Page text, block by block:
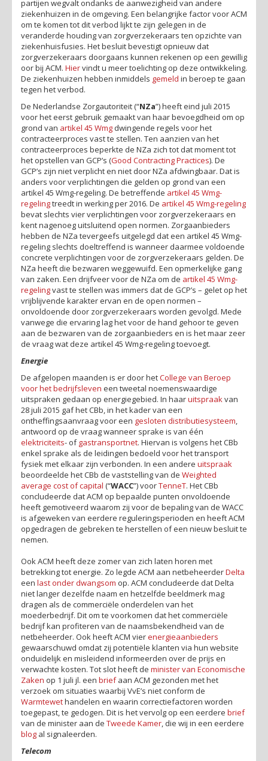
partijen wegvalt ondanks de aanwezigheid van andere
ziekenhuizen in de omgeving. Een belangrijke factor voor ACM
om te komen tot dit verbod lijkt te zijn gelegen in de
veranderde houding van zorgverzekeraars ten opzichte van
ziekenhuisfusies. Het besluit bevestigt opnieuw dat
zorgverzekeraars doorgaans kunnen rekenen op een gewillig
oor bij ACM. Hiervindt u meer toelichting op deze ontwikkeling.
De ziekenhuizen hebben inmiddels gemeld in beroep te gaan
tegen het verbod.
De Nederlandse Zorgautoriteit (“NZa”) heeft eind juli 2015
voor het eerst gebruik gemaakt van haar bevoegdheid om op
grond van artikel 45 Wmg dwingende regels voor het
contracteerproces vast te stellen. Ten aanzien van het
contracteerproces beperkte de NZa zich tot dat moment tot
het opstellen van GCP’s (Good Contracting Practices). De
GCP’s zijn niet verplicht en niet door NZa afdwingbaar. Dat is
anders voor verplichtingen die gelden op grond van een
artikel 45 Wmg-regeling. De betreffende artikel 45 Wmg-
regelingtreedt in werking per 2016. De artikel 45 Wmg-regeling
bevat slechts vier verplichtingen voor zorgverzekeraars en
kent nagenoeg uitsluitend open normen. Zorgaanbieders
hebben de NZa tevergeefs uitgelegd dat een artikel 45 Wmg-
regeling slechts doeltreffend is wanneer daarmee voldoende
concrete verplichtingen voor de zorgverzekeraars gelden. De
NZa heeft die bezwaren weggewuifd. Een opmerkelijke gang
van zaken. Een drijfveer voor de NZa om de artikel 45 Wmg-
regelingvast te stellen was immers dat de GCP’s – gelet op het
vrijblijvende karakter ervan en de open normen –
onvoldoende door zorgverzekeraars worden gevolgd. Mede
vanwege die ervaring lag het voor de hand gehoor te geven
aan de bezwaren van de zorgaanbieders en is het maar zeer
de vraag wat deze artikel 45 Wmg-regeling toevoegt.
Energie
De afgelopen maanden is er door hetCollege van Beroep
voor het bedrijfsleven een tweetal noemenswaardige
uitspraken gedaan op energiegebied. In haaruitspraak van
28 juli 2015 gaf het CBb, in het kader van een
ontheffingsaanvraag voor een gesloten distributiesysteem
antwoord op de vraag wanneer sprake is van één
elektriciteits- ofgastransportnet. Hiervan is volgens het CBb
enkel sprake als de leidingen bedoeld voor het transport
fysiek met elkaar zijn verbonden. In een andere uitspraak
beoordeelde het CBb de vaststelling van de Weighted
average cost of capital (“WACC”) voorTenneT. Het CBb
concludeerde dat ACM op bepaalde punten onvoldoende
heeft gemotiveerd waarom zij voor de bepaling van de WACC
is afgeweken van eerdere reguleringsperioden en heeft ACM
opgedragen de gebreken te herstellen of een nieuw besluit te
nemen.
Ook ACM heeft deze zomer van zich laten horen met
betrekking tot energie. Zo legde ACM aan netbeheerderDelta
een last onder dwangsom op. ACM concludeerde dat Delta
niet langer dezelfde naam en hetzelfde beeldmerk mag
dragen als de commerciële onderdelen van het
moederbedrijf. Dit om te voorkomen dat het commerciële
bedrijf kan profiteren van de naamsbekendheid van de
netbeheerder. Ook heeft ACM vierenergieaanbieders
gewaarschuwd omdat zij potentiële klanten via hun website
onduidelijk en misleidend informeerden over de prijs en
verwachte kosten. Tot slot heeft de minister van Economische
Zaken op 1 juli jl. een briefaan ACM gezonden met het
verzoek om situaties waarbij VvE’s niet conform de
Warmtewethandelen en waarin correctiefactoren worden
toegepast, te gedogen. Dit is het vervolg op een eerdere brief
van de minister aan de Tweede Kamer , die wij in een eerdere
blog al signaleerden.
Telecom